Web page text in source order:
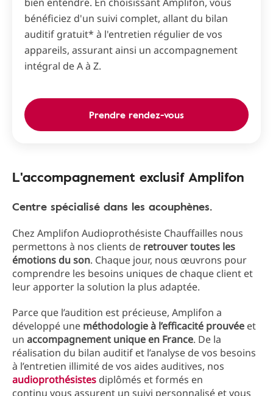
bénéficiez d'un suivi complet, allant du bilan
auditif gratuit* à l'entretien régulier de vos
appareils, assurant ainsi un accompagnement
intégral de A à Z.
Prendre rendez-vous
L'accompagnement exclusif Amplifon
Centre spécialisé dans les acouphènes.
Chez Amplifon Audioprothésiste Chauffailles nous
permettons à nos clients de retrouver toutes les
émotions du son. Chaque jour, nous œuvrons pour
comprendre les besoins uniques de chaque client et
leur apporter la solution la plus adaptée.
Parce que l’audition est précieuse, Amplifon a
développé une méthodologie à l’efficacité prouvée et
un accompagnement unique en France. De la
réalisation du bilan auditif et l’analyse de vos besoins
à l’entretien illimité de vos aides auditives, nos
audioprothésistes diplômés et formés en
continu vous assurent un suivi personnalisé et vous